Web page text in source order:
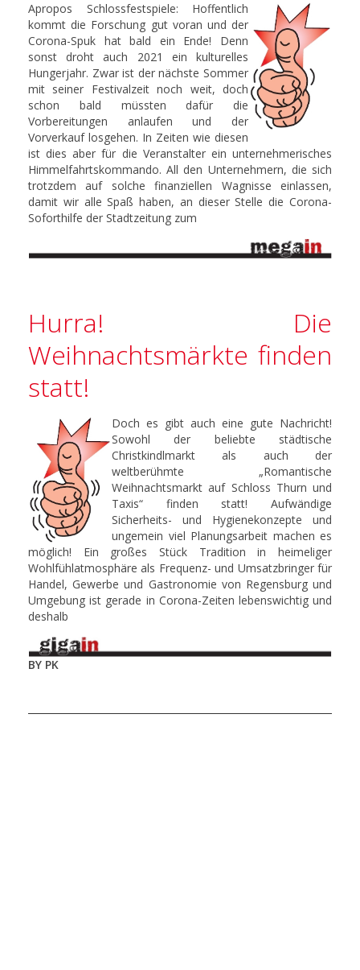
Apropos Schlossfestspiele: Hoffentlich
kommt die Forschung gut voran und der
Corona-Spuk hat bald ein Ende! Denn
sonst droht auch 2021 ein kulturelles
Hungerjahr. Zwar ist der nächste Sommer
mit seiner Festivalzeit noch weit, doch
schon bald müssten dafür die
Vorbereitungen anlaufen und der
Vorverkauf losgehen. In Zeiten wie diesen
ist dies aber für die Veranstalter ein unternehmerisches
Himmelfahrtskommando. All den Unternehmern, die sich
trotzdem auf solche finanziellen Wagnisse einlassen,
damit wir alle Spaß haben, an dieser Stelle die Corona-
Soforthilfe der Stadtzeitung zum
Hurra! Die
Weihnachtsmärkte finden
statt!
Doch es gibt auch eine gute Nachricht!
Sowohl der beliebte städtische
Christkindlmarkt als auch der
weltberühmte „Romantische
Weihnachtsmarkt auf Schloss Thurn und
Taxis“ finden statt! Aufwändige
Sicherheits- und Hygienekonzepte und
ungemein viel Planungsarbeit machen es
möglich! Ein großes Stück Tradition in heimeliger
Wohlfühlatmosphäre als Frequenz- und Umsatzbringer für
Handel, Gewerbe und Gastronomie von Regensburg und
Umgebung ist gerade in Corona-Zeiten lebenswichtig und
deshalb
BY PK